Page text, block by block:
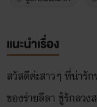
แนะนำเรื่อง
สวัสดีค่ะสาวๆ ที่น่ารั
ของร่ายลีลา ชู้รักลว